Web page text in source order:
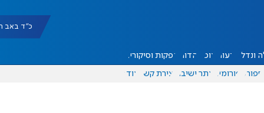
כ"ד באב תשפ"ו
ונדל"ן דעות אוכל יהדות הפקות וסיקורים
ספורט פורומים אתר ישיבה יצירת קשר עוד